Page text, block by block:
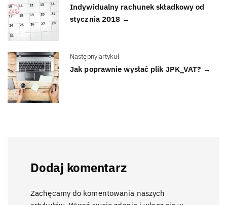
Indywidualny rachunek składkowy od
stycznia 2018 →
Następny artykuł
Jak poprawnie wysłać plik JPK_VAT? →
Dodaj komentarz
Zachęcamy do komentowania naszych